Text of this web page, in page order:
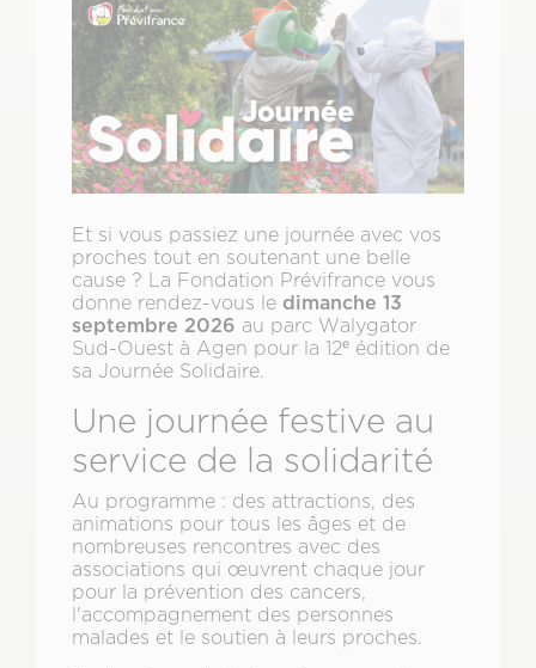
Et si vous passiez une journée avec vos
proches tout en soutenant une belle
cause ? La Fondation Prévifrance vous
donne rendez-vous le dimanche 13
septembre 2026 au parc Walygator
Sud-Ouest à Agen pour la 12ᵉ édition de
sa Journée Solidaire.
Une journée festive au
service de la solidarité
Au programme : des attractions, des
animations pour tous les âges et de
nombreuses rencontres avec des
associations qui œuvrent chaque jour
pour la prévention des cancers,
l'accompagnement des personnes
malades et le soutien à leurs proches.